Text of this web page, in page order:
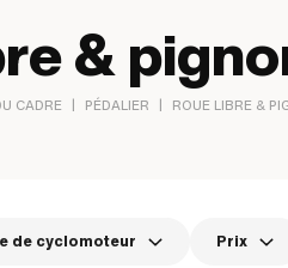
&
CADRE | PÉDALIER | ROUE LIBRE &
de cyclomoteur Prix